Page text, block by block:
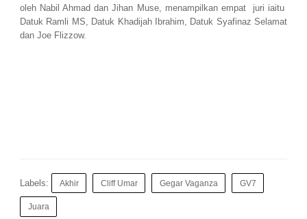
oleh Nabil Ahmad dan Jihan Muse, menampilkan empat juri iaitu
Datuk Ramli MS, Datuk Khadijah Ibrahim, Datuk Syafinaz Selamat
dan Joe Flizzow.
Labels: Akhir Cliff Umar Gegar Vaganza GV7
Juara